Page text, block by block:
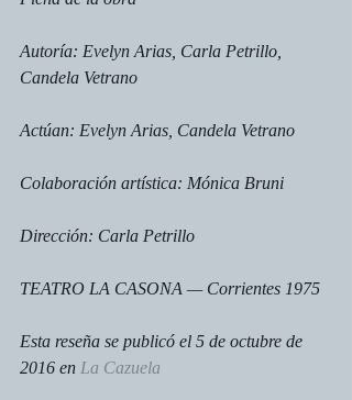
Autoría: Evelyn Arias, Carla Petrillo,
Candela Vetrano
Actúan: Evelyn Arias, Candela Vetrano
Colaboración artística: Mónica Bruni
Dirección: Carla Petrillo
TEATRO LA CASONA — Corrientes 1975
Esta reseña se publicó el 5 de octubre de
2016 en La Cazuela